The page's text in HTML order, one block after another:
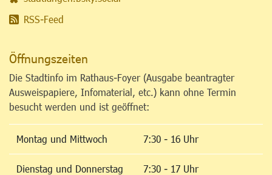
RSS-Feed
Öffnungszeiten
Die Stadtinfo im Rathaus-Foyer (Ausgabe beantragter
Ausweispapiere, Infomaterial, etc.) kann ohne Termin
besucht werden und ist geöffnet:
Montag und Mittwoch 7:30 - 16 Uhr
Dienstag und Donnerstag 7:30 - 17 Uhr